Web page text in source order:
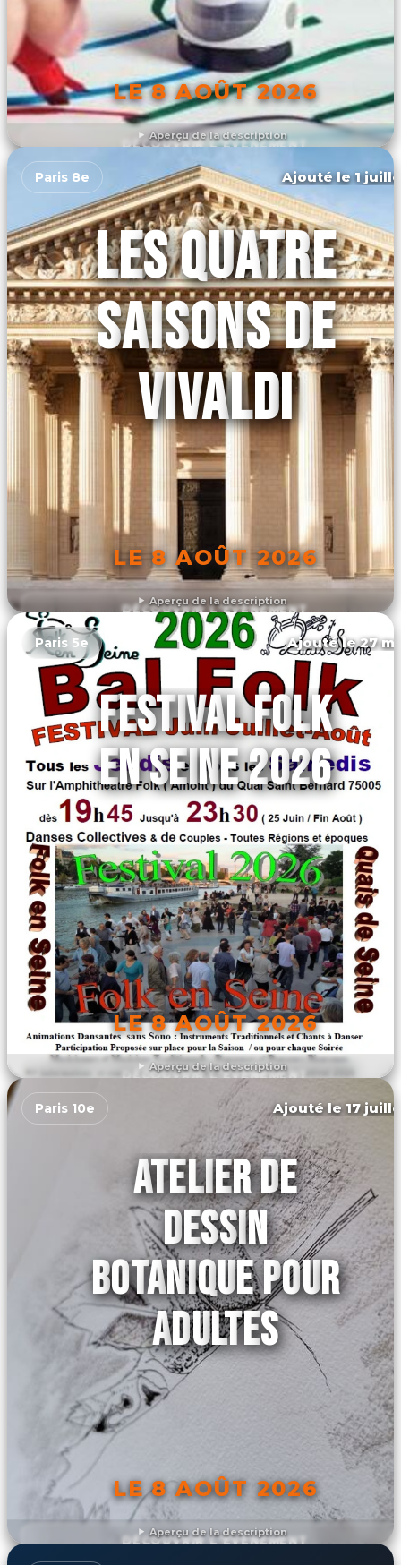
Aperçu de la description
LE 8 AOÛT 2026
DÉCOUVRIR L'ÉVÉNEMENT
Aperçu de la description
Paris 8e Ajouté le 1
LES QUATRE
SAISONS DE
VIVALDI
LE 8 AOÛT 2026
DÉCOUVRIR L'ÉVÉNEMENT
Aperçu de la description
Paris 5e Ajouté le 27
FESTIVAL FOLK
EN SEINE 2026
LE 8 AOÛT 2026
DÉCOUVRIR L'ÉVÉNEMENT
Aperçu de la description
Paris 10e Ajouté le 17
ATELIER DE
DESSIN
BOTANIQUE POUR
ADULTES
LE 8 AOÛT 2026
DÉCOUVRIR L'ÉVÉNEMENT